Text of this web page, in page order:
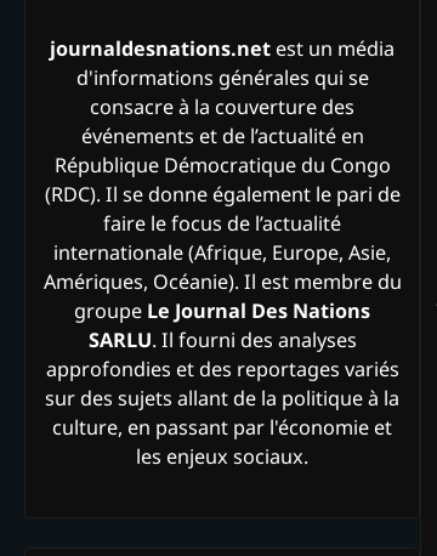
journaldesnations.net est un média
d'informations générales qui se
consacre à la couverture des
événements et de l’actualité en
République Démocratique du Congo
(RDC). Il se donne également le pari de
faire le focus de l’actualité
internationale (Afrique, Europe, Asie,
Amériques, Océanie). Il est membre du
groupe Le Journal Des Nations
SARLU. Il fourni des analyses
approfondies et des reportages variés
sur des sujets allant de la politique à la
culture, en passant par l'économie et
les enjeux sociaux.